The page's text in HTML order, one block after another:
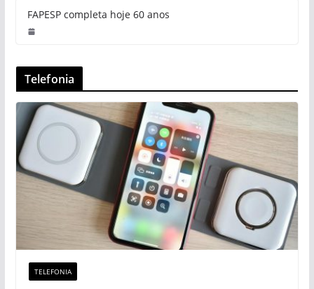
FAPESP completa hoje 60 anos
Telefonia
TELEFONIA